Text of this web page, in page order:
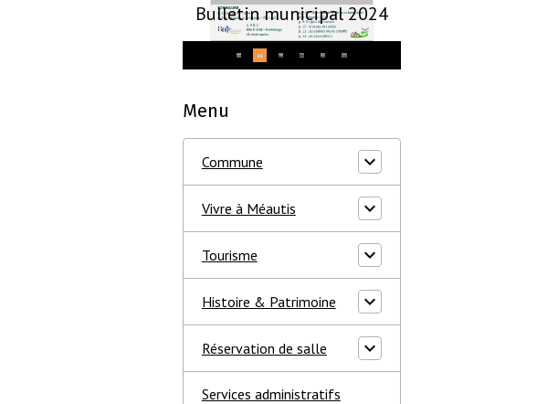
Bulletin municipal 2024
Menu
Commune
Vivre à Méautis
Tourisme
Histoire & Patrimoine
Réservation de salle
Services administratifs